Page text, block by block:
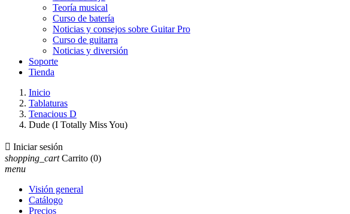
Teoría musical
Curso de batería
Noticias y consejos sobre Guitar Pro
Curso de guitarra
Noticias y diversión
Soporte
Tienda
Inicio
Tablaturas
Tenacious D
Dude (I Totally Miss You)
 Iniciar sesión
shopping_cart Carrito (0)
menu
Visión general
Catálogo
Precios